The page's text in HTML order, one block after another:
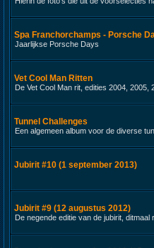
Spa Franchorchamps - Porsche
Jaarlijkse Porsche Days
Vet Cool Man Ritten
De Vet Cool Man rit, edities 2004, 2005,
Tunnel Challenges
Een algemeen album voor de diverse
Jubirit #10 (1 september 2013)
Jubirit #9 (12 augustus 2012)
De negende editie van de jubirit, ditmaal